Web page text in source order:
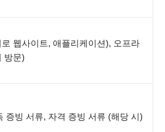
웹사이트, 애플리케이션), 오프라
방문)
증빙 서류, 자격 증빙 서류 (해당 시)